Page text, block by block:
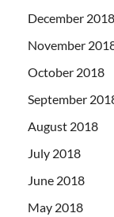
December 2018
November
October 2018
September
August 2018
July 2018
June 2018
May 2018